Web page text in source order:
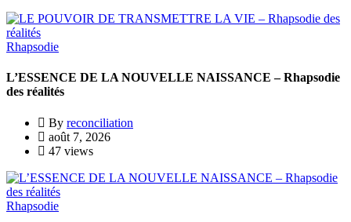
Rhapsodie
L’ESSENCE DE LA NOUVELLE NAISSANCE – Rhapsodie
des réalités
By reconciliation
août 7, 2026
47 views
Rhapsodie